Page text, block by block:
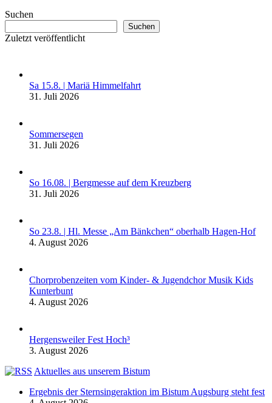
Suchen
Suchen
Zuletzt veröffentlicht
Sa 15.8. | Mariä Himmelfahrt
31. Juli 2026
Sommersegen
31. Juli 2026
So 16.08. | Bergmesse auf dem Kreuzberg
31. Juli 2026
So 23.8. | Hl. Messe „Am Bänkchen“ oberhalb Hagen-Hof
4. August 2026
Chorprobenzeiten vom Kinder- & Jugendchor Musik Kids
Kunterbunt
4. August 2026
Hergensweiler Fest Hoch³
3. August 2026
Aktuelles aus unserem Bistum
Ergebnis der Sternsingeraktion im Bistum Augsburg steht fest